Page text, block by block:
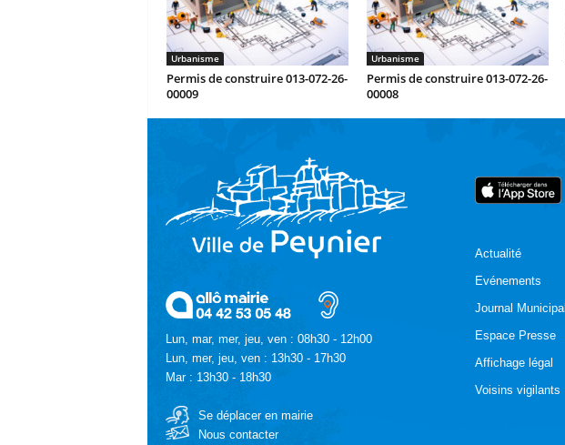
Urbanisme
Permis de construire 013-072-26-
00009
Urbanisme
Permis de construire 013-072-26-
00008
Lun, mar, mer, jeu, ven : 08h30 - 12h00
Lun, mer, jeu, ven : 13h30 - 17h30
Mar : 13h30 - 18h30
Se déplacer en mairie
Nous contacter
Actualité
Evénements
Journal Municipal
Espace Presse
Affichage légal
Voisins vigilants